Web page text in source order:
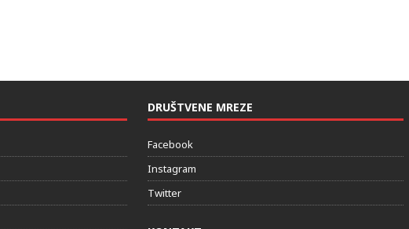
DRUŠTVENE MREZE
Facebook
Instagram
Twitter